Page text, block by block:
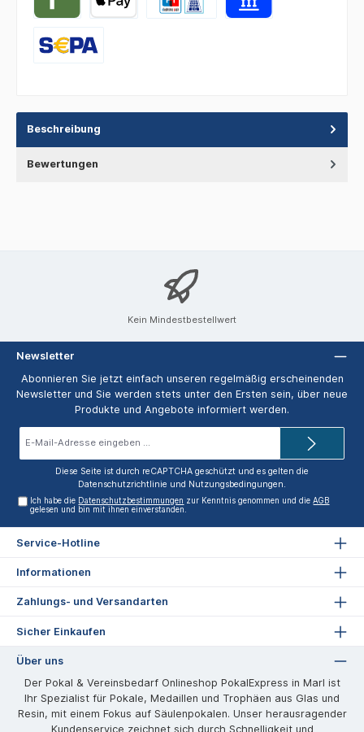
Beschreibung
Bewertungen
Kein Mindestbestellwert
Newsletter
Abonnieren Sie jetzt einfach unseren regelmäßig erscheinenden
Newsletter und Sie werden stets unter den Ersten sein, über neue
Produkte und Angebote informiert werden.
Diese Seite ist durch reCAPTCHA geschützt und es gelten die
Datenschutzrichtlinie und Nutzungsbedingungen.
Ich habe die Datenschutzbestimmungen zur Kenntnis genommen und dieAGB
gelesen und bin mit ihnen einverstanden.
Service-Hotline
Informationen
Zahlungs- und Versandarten
Sicher Einkaufen
Über uns
Der Pokal & Vereinsbedarf Onlineshop PokalExpress in Marl ist
Ihr Spezialist für Pokale, Medaillen und Trophäen aus Glas und
Resin, mit einem Fokus auf Säulenpokalen. Unser herausragender
Kundenservice zeichnet sich durch Schnelligkeit und